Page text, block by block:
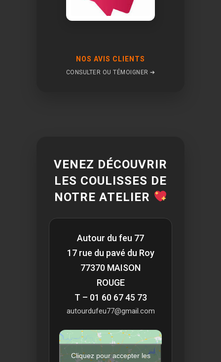
NOS AVIS CLIENTS
CONSULTER OU TÉMOIGNER ➔
VENEZ DÉCOUVRIR
LES COULISSES DE
NOTRE ATELIER
Autour du feu 77
17 rue du pavé du Roy
77370 MAISON
ROUGE
T – 01 60 67 45 73
autourdufeu77@gmail.com
Cliquez pour accepter les